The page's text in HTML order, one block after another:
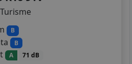
Turisme
B
B
A 71 dB